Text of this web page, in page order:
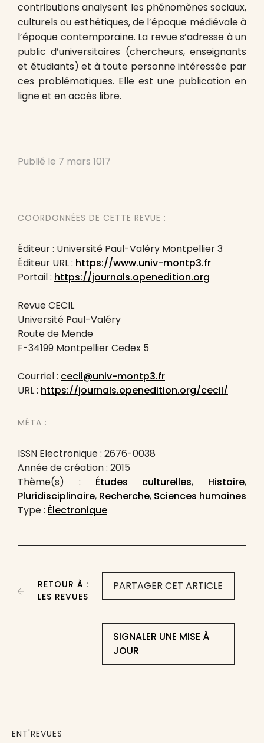
contributions analysent les phénomènes sociaux,
culturels ou esthétiques, de l’époque médiévale à
l’époque contemporaine. La revue s’adresse à un
public d’universitaires (chercheurs, enseignants
et étudiants) et à toute personne intéressée par
ces problématiques. Elle est une publication en
ligne et en accès libre.
Publié le 7 mars 1017
COORDONNÉES DE CETTE REVUE :
Éditeur : Université Paul-Valéry Montpellier 3
Éditeur URL : https://www.univ-montp3.fr
Portail : https://journals.openedition.org
Revue CECIL
Université Paul-Valéry
Route de Mende
F-34199 Montpellier Cedex 5
Courriel : cecil@univ-montp3.fr
URL : https://journals.openedition.org/cecil/
MÉTA :
ISSN Electronique : 2676-0038
Année de création : 2015
Thème(s) : Études culturelles, Histoire,
Pluridisciplinaire, Recherche, Sciences humaines
Type : Électronique
PARTAGER CET ARTICLE
SIGNALER UNE MISE À
JOUR
RETOUR À :
LES REVUES
ENT'REVUES